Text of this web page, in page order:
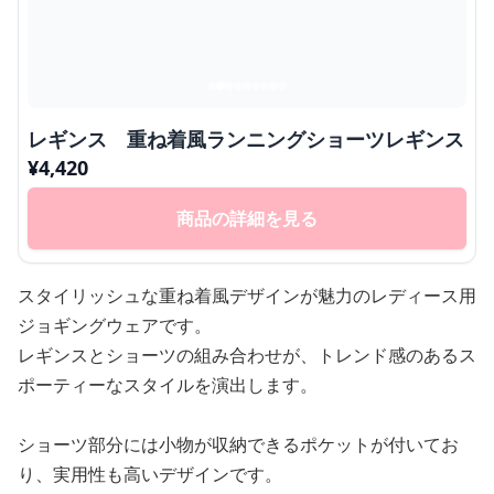
レギンス 重ね着風ランニングショーツレギンス
¥4,420
商品の詳細を見る
スタイリッシュな重ね着風デザインが魅力のレディース用
ジョギングウェアです。
レギンスとショーツの組み合わせが、トレンド感のあるス
ポーティーなスタイルを演出します。
ショーツ部分には小物が収納できるポケットが付いてお
り、実用性も高いデザインです。